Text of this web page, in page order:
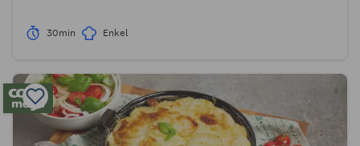
30min Enkel